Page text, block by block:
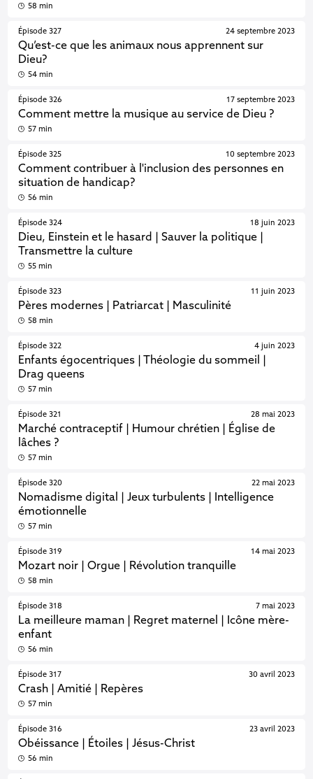
58 min
Épisode 327
Qu’est-ce que les animaux nous apprennent sur
Dieu?
24 septembre 2023
54 min
Épisode 326
Comment mettre la musique au service de Dieu ?
17 septembre 2023
57 min
Épisode 325
Comment contribuer à l'inclusion des personnes en
situation de handicap?
10 septembre 2023
56 min
Épisode 324
Dieu, Einstein et le hasard | Sauver la politique |
Transmettre la culture
18 juin 2023
55 min
Épisode 323
Pères modernes | Patriarcat | Masculinité
11 juin 2023
58 min
Épisode 322
Enfants égocentriques | Théologie du sommeil |
Drag queens
4 juin 2023
57 min
Épisode 321
Marché contraceptif | Humour chrétien | Église de
lâches ?
28 mai 2023
57 min
Épisode 320
Nomadisme digital | Jeux turbulents | Intelligence
émotionnelle
22 mai 2023
57 min
Épisode 319
Mozart noir | Orgue | Révolution tranquille
14 mai 2023
58 min
Épisode 318
La meilleure maman | Regret maternel | Icône mère-
enfant
7 mai 2023
56 min
Épisode 317
Crash | Amitié | Repères
30 avril 2023
57 min
Épisode 316
Obéissance | Étoiles | Jésus-Christ
23 avril 2023
56 min